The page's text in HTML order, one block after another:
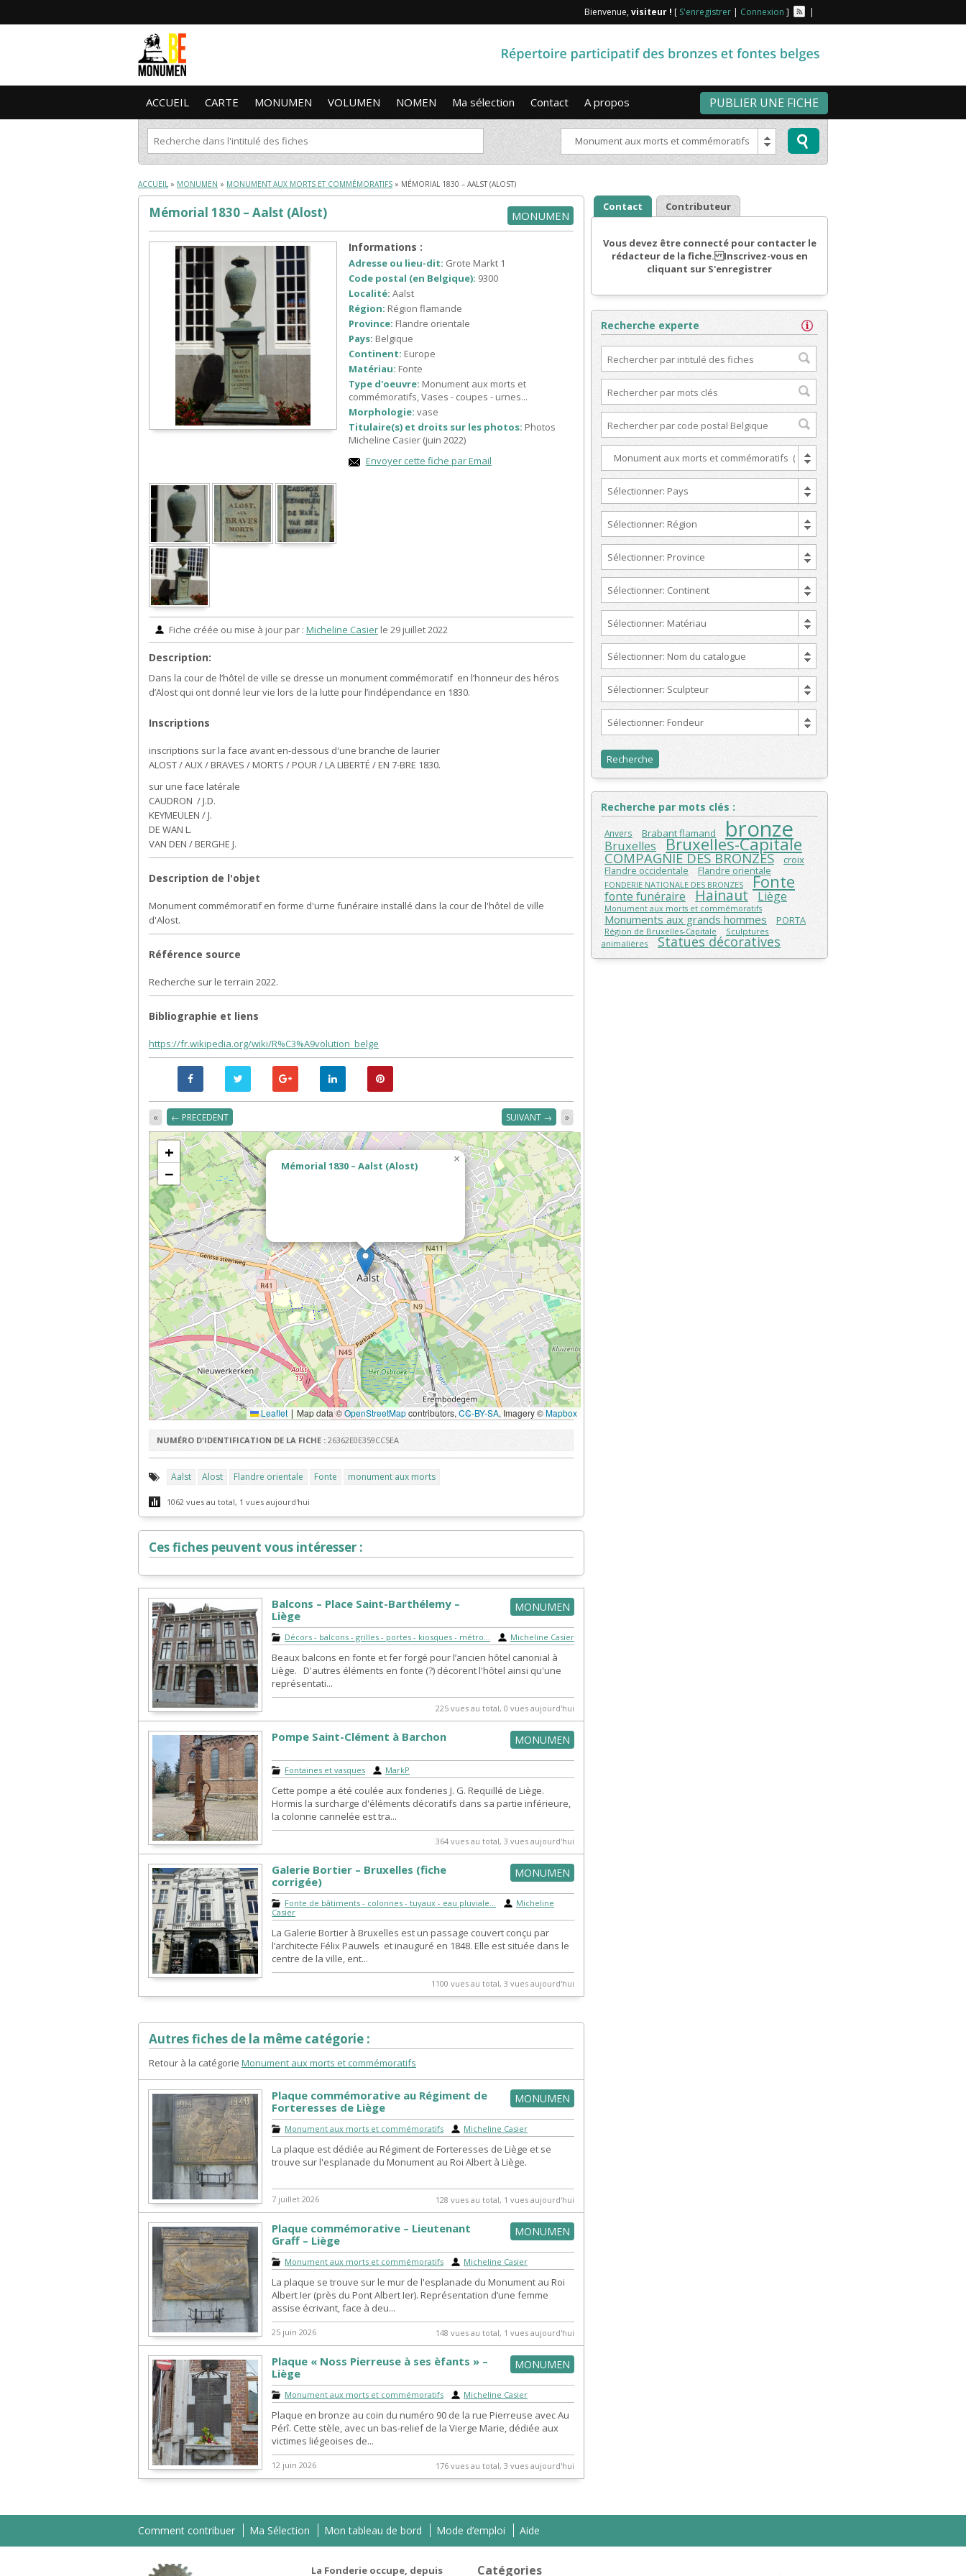
Bienvenue,visiteur ! [ S'enregistrer | Connexion ] |
ACCUEIL CARTE MONUMEN VOLUMEN NOMEN Ma sélection Contact A propos PUBLIER UNE FICHE
Monument aux morts et commémoratifs (352)
ACCUEIL » MONUMEN » MONUMENT AUX MORTS ET COMMÉMORATIFS » MÉMORIAL 1830 – AALST (ALOST)
MONUMEN
Mémorial 1830 – Aalst (Alost)
Informations :
Adresse ou lieu-dit: Grote Markt 1
Code postal (en Belgique): 9300
Localité: Aalst
Région: Région flamande
Province: Flandre orientale
Pays: Belgique
Continent: Europe
Matériau: Fonte
Type d'oeuvre: Monument aux morts et
commémoratifs, Vases - coupes - urnes...
Morphologie: vase
Titulaire(s) et droits sur les photos: Photos
Micheline Casier (juin 2022)
Envoyer cette fiche par Email
Fiche créée ou mise à jour par : Micheline Casier le 29 juillet 2022
Description:
Dans la cour de l’hôtel de ville se dresse un monument commémoratif en l’honneur des héros
d’Alost qui ont donné leur vie lors de la lutte pour l’indépendance en 1830.
Inscriptions
inscriptions sur la face avant en-dessous d'une branche de laurier
ALOST / AUX / BRAVES / MORTS / POUR / LA LIBERTÉ / EN 7-BRE 1830.
sur une face latérale
CAUDRON / J.D.
KEYMEULEN / J.
DE WAN L.
VAN DEN / BERGHE J.
Description de l'objet
Monument commémoratif en forme d'urne funéraire installé dans la cour de l'hôtel de ville
d'Alost.
Référence source
Recherche sur le terrain 2022.
Bibliographie et liens
https://fr.wikipedia.org/wiki/R%C3%A9volution_belge
« ← PRECEDENT SUIVANT → »
Mémorial 1830 – Aalst (Alost) ×
+
−
Leaflet | Map data ©OpenStreetMapcontributors, CC-BY-SA, Imagery ©Mapbox
NUMÉRO D'IDENTIFICATION DE LA FICHE : 26362E0E359CC5EA
Aalst Alost Flandre orientale Fonte monument aux morts
1062 vues au total, 1 vues aujourd'hui
Ces fiches peuvent vous intéresser :
MONUMEN
Balcons – Place Saint-Barthélemy –
Liège
Décors - balcons - grilles - portes - kiosques - métro... Micheline Casier
Beaux balcons en fonte et fer forgé pour l’ancien hôtel canonial à
Liège. D'autres éléments en fonte (?) décorent l'hôtel ainsi qu'une
représentati...
225 vues au total, 0 vues aujourd'hui
MONUMEN
Pompe Saint-Clément à Barchon
Fontaines et vasques MarkP
Cette pompe a été coulée aux fonderies J. G. Requillé de Liège.
Hormis la surcharge d'éléments décoratifs dans sa partie inférieure,
la colonne cannelée est tra...
364 vues au total, 3 vues aujourd'hui
MONUMEN
Galerie Bortier – Bruxelles (fiche
corrigée)
Fonte de bâtiments - colonnes - tuyaux - eau pluviale...
Micheline
Casier
La Galerie Bortier à Bruxelles est un passage couvert conçu par
l’architecte Félix Pauwels et inauguré en 1848. Elle est située dans le
centre de la ville, ent...
1100 vues au total, 3 vues aujourd'hui
Autres fiches de la même catégorie :
Retour à la catégorie Monument aux morts et commémoratifs
MONUMEN
Plaque commémorative au Régiment de
Forteresses de Liège
Monument aux morts et commémoratifs Micheline Casier
La plaque est dédiée au Régiment de Forteresses de Liège et se
trouve sur l'esplanade du Monument au Roi Albert à Liège.
7 juillet 2026 128 vues au total, 1 vues aujourd'hui
MONUMEN
Plaque commémorative – Lieutenant
Graff – Liège
Monument aux morts et commémoratifs Micheline Casier
La plaque se trouve sur le mur de l'esplanade du Monument au Roi
Albert Ier (près du Pont Albert Ier). Représentation d’une femme
assise écrivant, face à deu...
25 juin 2026 148 vues au total, 1 vues aujourd'hui
MONUMEN
Plaque « Noss Pierreuse à ses èfants » –
Liège
Monument aux morts et commémoratifs Micheline Casier
Plaque en bronze au coin du numéro 90 de la rue Pierreuse avec Au
Pérî. Cette stèle, avec un bas-relief de la Vierge Marie, dédiée aux
victimes liégeoises de...
12 juin 2026 176 vues au total, 3 vues aujourd'hui
Contact Contributeur
Vous devez être connecté pour contacter le
rédacteur de la fiche. Inscrivez-vous en
cliquant sur S'enregistrer
Recherche experte
Monument aux morts et commémoratifs (352)
Sélectionner: Pays
Sélectionner: Région
Sélectionner: Province
Sélectionner: Continent
Sélectionner: Matériau
Sélectionner: Nom du catalogue
Sélectionner: Sculpteur
Sélectionner: Fondeur
Recherche par mots clés :
Anvers Brabant flamand bronze
Bruxelles Bruxelles-Capitale
COMPAGNIE DES BRONZES croix
Flandre occidentale Flandre orientale
FONDERIE NATIONALE DES BRONZES Fonte
fonte funéraire Hainaut Liège
Monument aux morts et commémoratifs
Monuments aux grands hommes PORTA
Région de Bruxelles-Capitale
Sculptures
animalières
Statues décoratives
Comment contribuer Ma Sélection Mon tableau de bord Mode d’emploi Aide
La Fonderie occupe, depuis Catégories